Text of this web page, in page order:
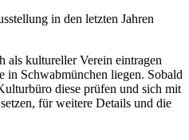
in den letzten Jahren
als kultureller Verein eintragen
in Schwabmünchen liegen. Sobald
diese prüfen und sich mit
für weitere Details und die